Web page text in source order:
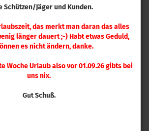
Schützen/Jäger und Kunden.
das merkt man daran das alles
länger dauert ;-) Habt etwas Geduld,
es nicht ändern, danke.
Woche Urlaub also vor 01.09.26 gibts bei
uns nix.
Gut Schuß.